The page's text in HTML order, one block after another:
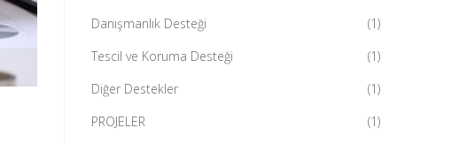
Danışmanlık Desteği
(1)
Tescil ve Koruma Desteği
(1)
Diğer Destekler
(1)
PROJELER
(1)